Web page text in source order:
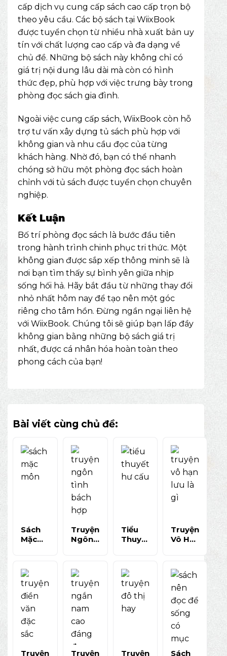
cấp dịch vụ cung cấp sách cao cấp trọn bộ
theo yêu cầu. Các bộ sách tại WiixBook
được tuyển chọn từ nhiều nhà xuất bản uy
tín với chất lượng cao cấp và đa dạng về
chủ đề. Những bộ sách này không chỉ có
giá trị nội dung lâu dài mà còn có hình
thức đẹp, phù hợp với việc trưng bày trong
phòng đọc sách gia đình.
Ngoài việc cung cấp sách, WiixBook còn hỗ
trợ tư vấn xây dựng tủ sách phù hợp với
không gian và nhu cầu đọc của từng
khách hàng. Nhờ đó, bạn có thể nhanh
chóng sở hữu một phòng đọc sách hoàn
chỉnh với tủ sách được tuyển chọn chuyên
nghiệp.
Kết Luận
Bố trí phòng đọc sách là bước đầu tiên
trong hành trình chinh phục tri thức. Một
không gian được sắp xếp thông minh sẽ là
nơi bạn tìm thấy sự bình yên giữa nhịp
sống hối hả. Hãy bắt đầu từ những thay đổi
nhỏ nhất hôm nay để tạo nên một góc
riêng cho tâm hồn. Đừng ngần ngại liên hệ
với WiixBook. Chúng tôi sẽ giúp bạn lấp đầy
không gian bằng những bộ sách giá trị
nhất, được cá nhân hóa hoàn toàn theo
phong cách của bạn!
Bài viết cùng chủ đề:
Sách
Mặc
Đọc Dễ
Hiểu:
Gợi Mở
Tư Duy
Và Góc
Nhìn
Mới Về
Niềm
Truyện
Ngôn
Hợp
Nên
Đọc:
Nhẹ
Nhàng,
Sắc Và
Đáng
Sở Hữu
Tiểu
Thuyết
Hiểu
Đúng
Để Đọc
Sâu Và
Chọn
Sách
Truyện
Vô Hạn
Khám
Phá
Thể
Loại
Kịch
Tính
Và Đầy
Trí Tuệ
Truyện
Truyện
Truyện
Sách